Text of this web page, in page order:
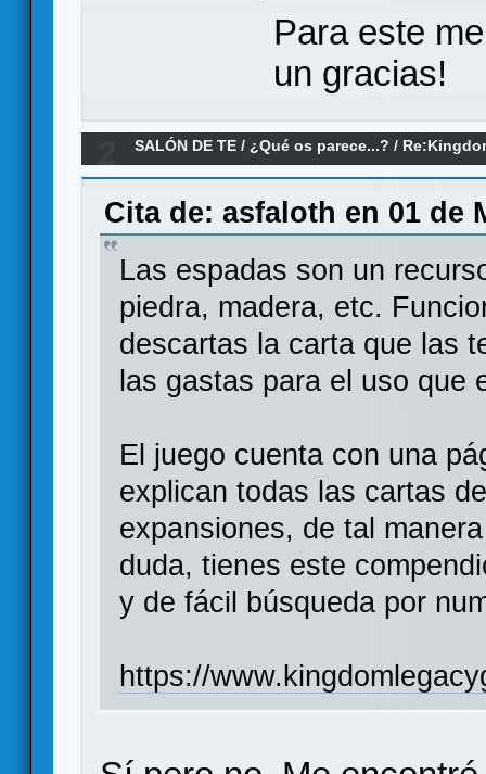
Para este
un gracias!
SALÓN DE TE /¿Qué os parece...? /
Cita de: asfaloth en 01 de
Las espadas son un
piedra, madera, etc.
descartas la carta que las
las gastas para el uso que
El juego cuenta con una
explican todas las cartas
expansiones, de tal
duda, tienes este
y de fácil búsqueda por
https://